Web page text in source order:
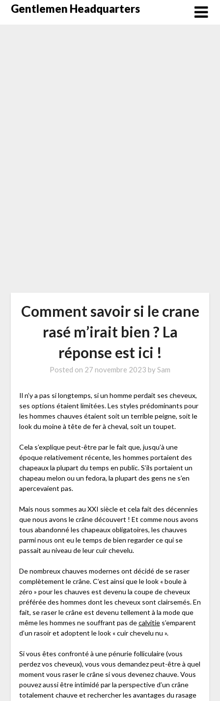
SkipGentlemen Headquarters
Comment savoir si le crane
rasé m’irait bien ? La
réponse est ici !
Posted on 27 novembre 2023 bySam
Il n’y a pas si longtemps, si un homme perdait ses cheveux,
ses options étaient limitées. Les styles prédominants pour
les hommes chauves étaient soit un terrible peigne, soit le
look du moine à tête de fer à cheval, soit un toupet.
Cela s’explique peut-être par le fait que, jusqu’à une
époque relativement récente, les hommes portaient des
chapeaux la plupart du temps en public. S’ils portaient un
chapeau melon ou un fedora, la plupart des gens ne s’en
apercevaient pas.
Mais nous sommes au XXI siècle et cela fait des décennies
que nous avons le crâne découvert ! Et comme nous avons
tous abandonné les chapeaux obligatoires, les chauves
parmi nous ont eu le temps de bien regarder ce qui se
passait au niveau de leur cuir chevelu.
De nombreux chauves modernes ont décidé de se raser
complètement le crâne. C’est ainsi que le look « boule à
zéro » pour les chauves est devenu la coupe de cheveux
préférée des hommes dont les cheveux sont clairsemés. En
fait, se raser le crâne est devenu tellement à la mode que
même les hommes ne souffrant pas decalvities’emparent
d’un rasoir et adoptent le look « cuir chevelu nu ».
Si vous êtes confronté à une pénurie folliculaire (vous
perdez vos cheveux), vous vous demandez peut-être à quel
moment vous raser le crâne si vous devenez chauve. Vous
pouvez aussi être intimidé par la perspective d’un crâne
totalement chauve et rechercher les avantages du rasage